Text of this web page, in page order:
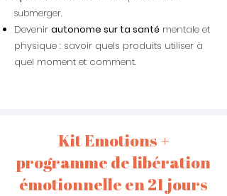
submerger.
Devenir autonome sur ta santé mentale et
physique : savoir quels produits utiliser à
quel moment et comment.
Kit Emotions +
programme de libération
émotionnelle en 21 jours